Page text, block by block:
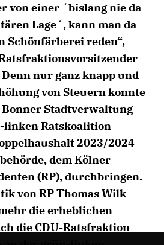
von einer ´bislang nie da
Lage´, kann man da
Schönfärberei reden“,
Denn nur ganz knapp und
von Steuern konnte
Stadtverwaltung
linken Ratskoalition
2023/2024
dem Kölner
(RP), durchbringen.
von RP Thomas Wilk
die erheblichen
die CDU-Ratsfraktion